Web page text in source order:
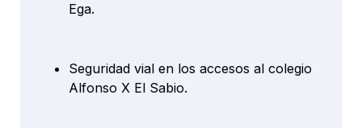
Ega.
Seguridad vial en los accesos al colegio
Alfonso X El Sabio.